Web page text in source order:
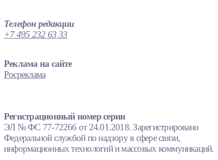
Телефон редакции
+7 495 232 63 33
Реклама на сайте
Росреклама
Регистрационный номер серии
ЭЛ № ФС 77-72266 от 24.01.2018. Зарегистрировано
Федеральной службой по надзору в сфере связи,
информационных технологий и массовых коммуникаций.